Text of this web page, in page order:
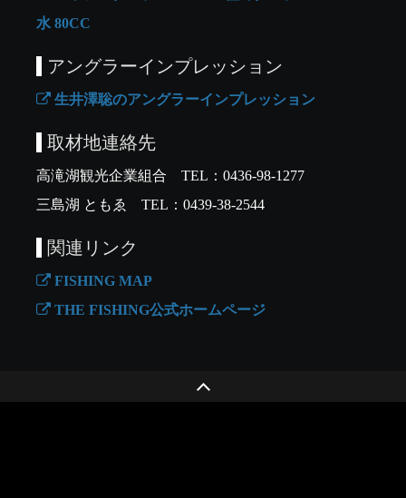
水 80CC
アングラーインプレッション
生井澤聡のアングラーインプレッション
取材地連絡先
高滝湖観光企業組合 TEL：0436-98-1277
三島湖 ともゑ TEL：0439-38-2544
関連リンク
FISHING MAP
THE FISHING公式ホームページ